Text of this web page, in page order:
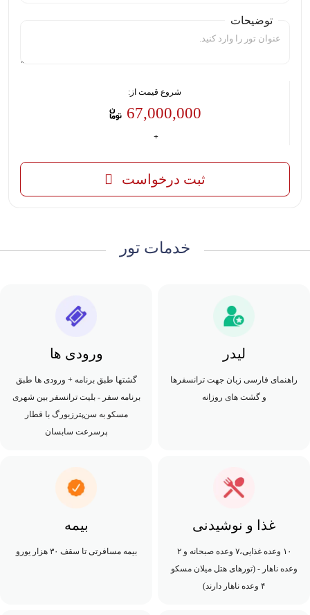
توضیحات
شروع قیمت از:
67,000,000
ثبت درخواست
خدمات تور
لیدر
راهنمای فارسی زبان جهت ترانسفرها
و گشت های روزانه
ورودی ها
گشتها طبق برنامه + ورودی ها طبق
برنامه سفر - بلیت ترانسفر بین شهری
مسکو به سن‌پترزبورگ با قطار
پرسرعت سابسان
غذا و نوشیدنی
۱۰ وعده غذایی،۷ وعده صبحانه و ۲
وعده ناهار - (تورهای هتل میلان مسکو
۴ وعده ناهار دارند)
بیمه
بیمه مسافرتی تا سقف ۳۰ هزار یورو